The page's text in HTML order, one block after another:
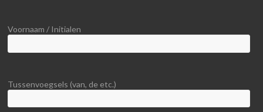
Voornaam / Initialen
Tussenvoegsels (van, de etc.)